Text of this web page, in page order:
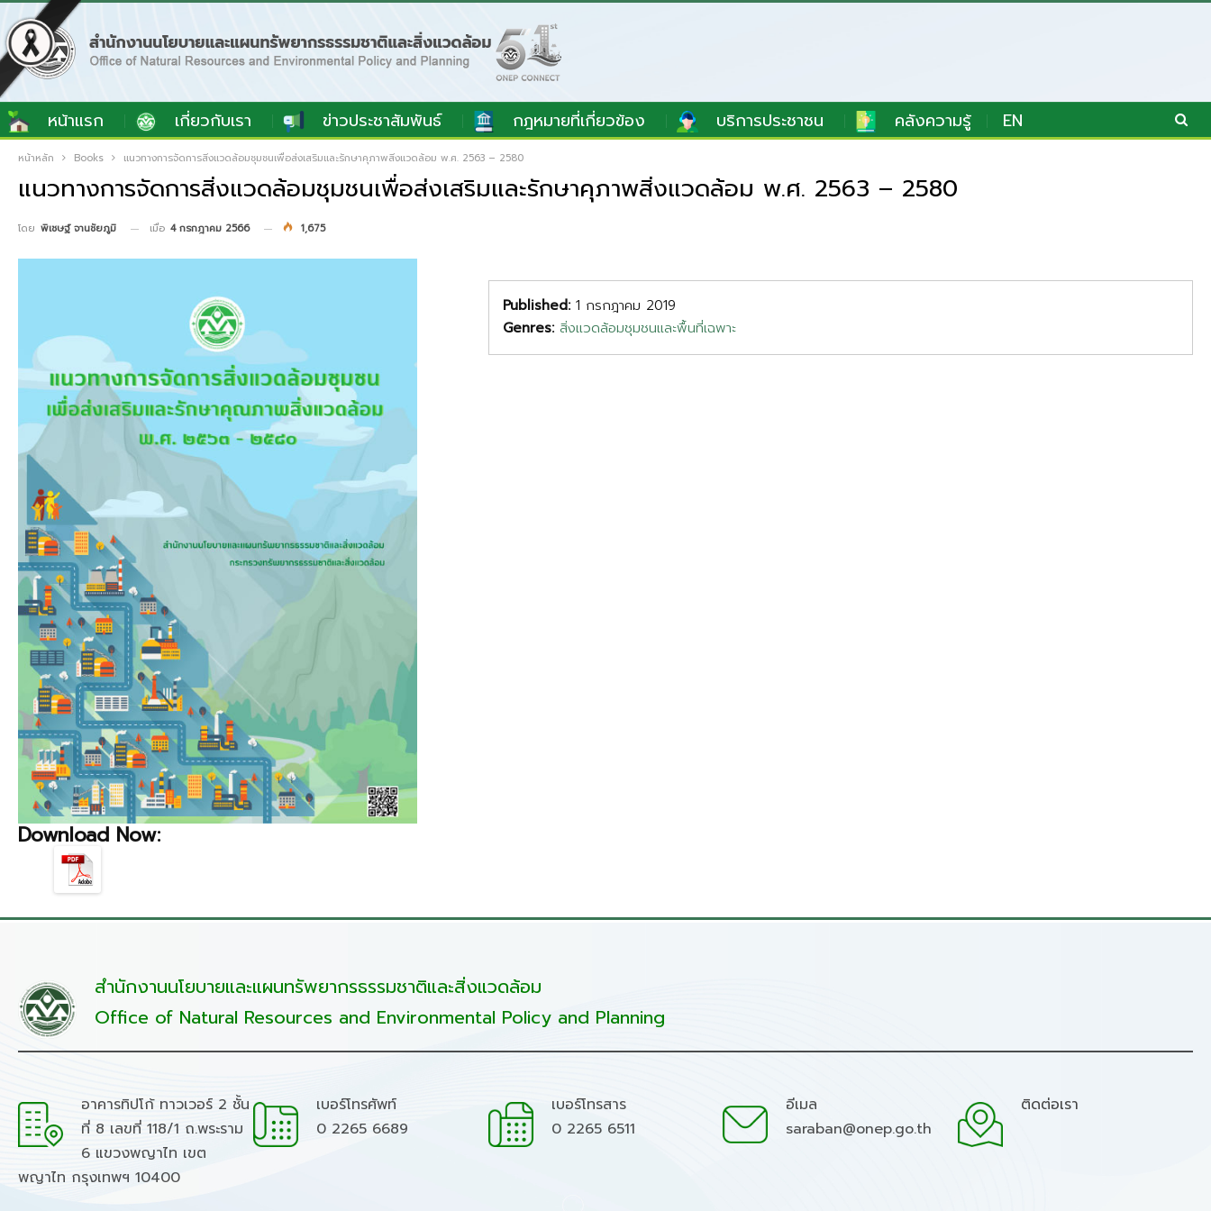
หน้าแรก เกี่ยวกับเรา ข่าวประชาสัมพันธ์ กฎหมายที่เกี่ยวข้อง บริการประชาชน คลังความรู้ EN
หน้าหลัก Books แนวทางการจัดการสิ่งแวดล้อมชุมชนเพื่อส่งเสริมและรักษาคุภาพสิ่งแวดล้อม พ.ศ. 2563 – 2580
แนวทางการจัดการสิ่งแวดล้อมชุมชนเพื่อส่งเสริมและรักษาคุภาพสิ่งแวดล้อม พ.ศ. 2563 – 2580
โดย พิเชษฐ์ จานชัยภูมิ เมื่อ 4 กรกฎาคม 2566 1,675
Download Now:
Published: 1 กรกฎาคม 2019
Genres: สิ่งแวดล้อมชุมชนและพื้นที่เฉพาะ
สำนักงานนโยบายและแผนทรัพยากรธรรมชาติและสิ่งแวดล้อม
Office of Natural Resources and Environmental Policy and Planning
อาคารทิปโก้ ทาวเวอร์ 2 ชั้น
ที่ 8 เลขที่ 118/1 ถ.พระราม
6 แขวงพญาไท เขต
พญาไท กรุงเทพฯ 10400
เบอร์โทรศัพท์
0 2265 6689
เบอร์โทรสาร
0 2265 6511
อีเมล
saraban@onep.go.th
ติดต่อเรา